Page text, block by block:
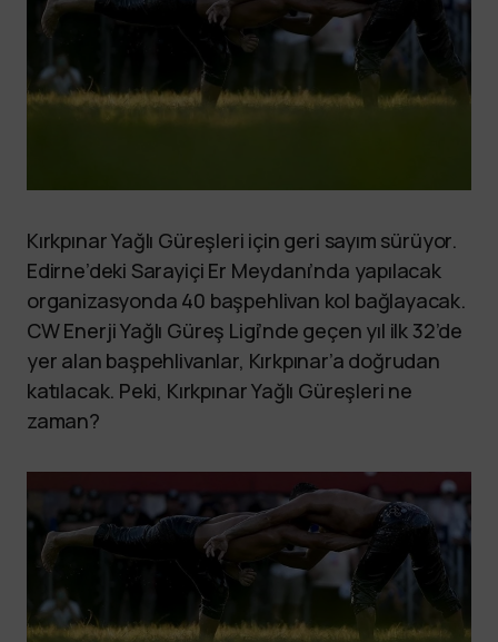
Kırkpınar Yağlı Güreşleri için geri sayım sürüyor.
Edirne’deki Sarayiçi Er Meydanı’nda yapılacak
organizasyonda 40 başpehlivan kol bağlayacak.
CW Enerji Yağlı Güreş Ligi’nde geçen yıl ilk 32’de
yer alan başpehlivanlar, Kırkpınar’a doğrudan
katılacak. Peki, Kırkpınar Yağlı Güreşleri ne
zaman?